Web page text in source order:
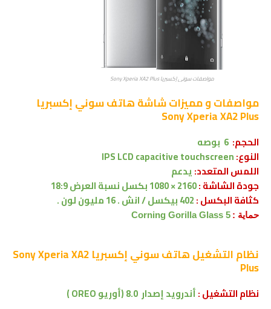
مواصفات سوني إكسبريا Sony Xperia XA2 Plus
مواصفات و مميزات شاشةهاتف سوني إكسبريا
Sony Xperia XA2 Plus
الحجم:
النوع:IPS LCD capacitive touchscreen
اللمس المتعدد:يدعم
جودة الشاشة :2160 × 1080 بكسل
نسبة العرض 18:9
كثافة البكسل :402 بيكسل / انش . 16 مليون لون .
حماية : Corning Gorilla Glass 5
نظام التشغيل هاتف سوني إكسبريا Sony Xperia XA2
Plus
نظام التشغيل :أندرويد إصدار